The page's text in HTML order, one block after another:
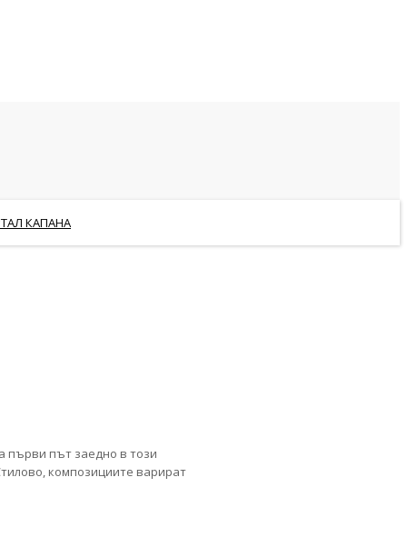
КАПАНА
първи път заедно в този
композициите варират